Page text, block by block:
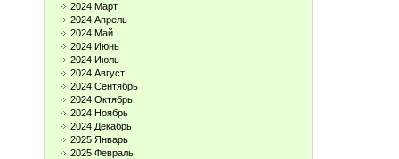
2024 Март
2024 Апрель
2024 Май
2024 Июнь
2024 Июль
2024 Август
2024 Сентябрь
2024 Октябрь
2024 Ноябрь
2024 Декабрь
2025 Январь
2025 Февраль